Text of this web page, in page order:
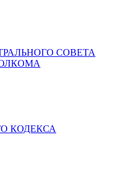
СОВЕТА
КОДЕКСА